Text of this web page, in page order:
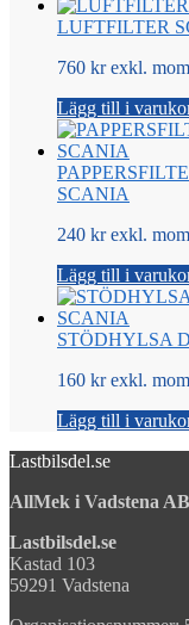
LUFTFILTER
760 kr exkl.
Lägg till i
SCANIA
240 kr exkl.
Lägg till i
STÖDHYLSA
160 kr exkl.
Lägg till i
Lastbilsdel.se
AllMek i Vadstena AB
Lastbilsdel.se
Kastad 103
59291 Vadstena